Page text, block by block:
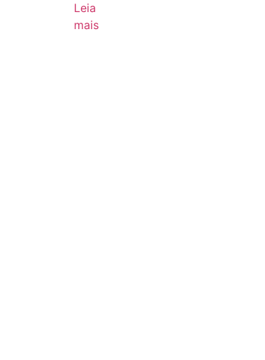
Leia
mais